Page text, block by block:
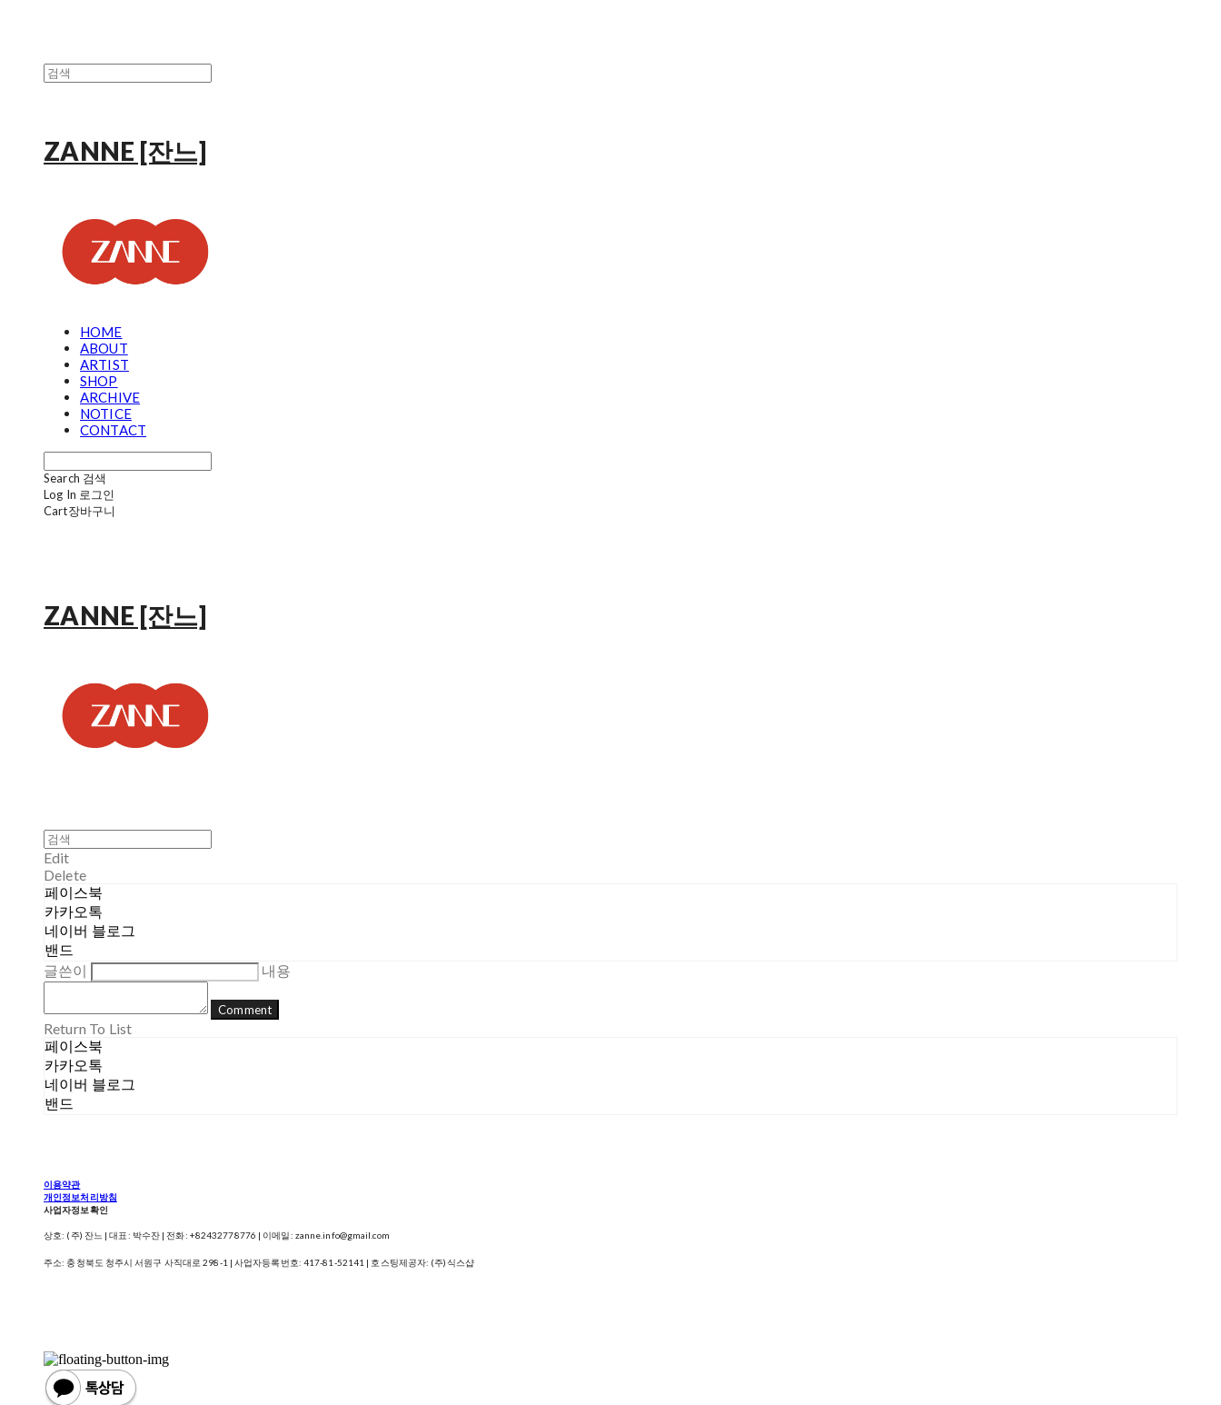
ZANNE [잔느]
HOME
ABOUT
ARTIST
SHOP
ARCHIVE
NOTICE
CONTACT
Search 검색
Log In 로그인
Cart장바구니
ZANNE [잔느]
Edit
Delete
페이스북
카카오톡
네이버 블로그
밴드
글쓴이 내용
Comment
Return To List
페이스북
카카오톡
네이버 블로그
밴드
이용약관
개인정보처리방침
사업자정보확인
상호: (주) 잔느 | 대표: 박수잔 | 전화: +82432778776 | 이메일: zanne.info@gmail.com
주소: 충청북도 청주시 서원구 사직대로 298-1 | 사업자등록번호: 417-81-52141 | 호스팅제공자: (주)식스샵